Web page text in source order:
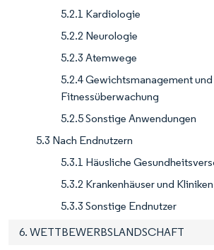
5.2.1 Kardiologie
5.2.2 Neurologie
5.2.3 Atemwege
5.2.4 Gewichtsmanagement und
Fitnessüberwachung
5.2.5 Sonstige Anwendungen
5.3 Nach Endnutzern
5.3.1 Häusliche
5.3.2 Krankenhäuser und Kliniken
5.3.3 Sonstige Endnutzer
6. WETTBEWERBSLANDSCHAFT